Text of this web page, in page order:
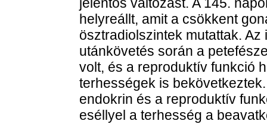
helyreállt, amit a csökkent
ösztradiolszintek mutattak.
utánkövetés során a
volt, és a reproduktív funkció
terhességek is
endokrin és a reproduktív
eséllyel a terhesség a